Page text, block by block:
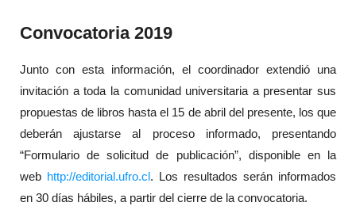
Convocatoria 2019
Junto con esta información, el coordinador extendió una
invitación a toda la comunidad universitaria a presentar sus
propuestas de libros hasta el 15 de abril del presente, los que
deberán ajustarse al proceso informado, presentando
“Formulario de solicitud de publicación”, disponible en la
web http://editorial.ufro.cl. Los resultados serán informados
en 30 días hábiles, a partir del cierre de la convocatoria.